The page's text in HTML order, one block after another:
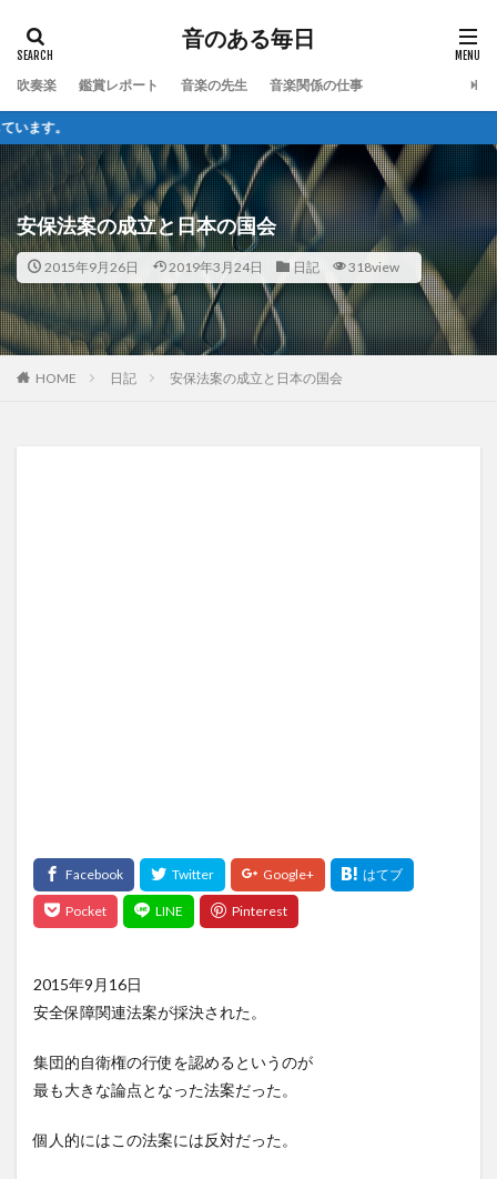
音のある毎日
吹奏楽 鑑賞レポート 音楽の先生 音楽関係の仕事
安保法案の成立と日本の国会
2015年9月26日 2019年3月24日 日記 318view
HOME 日記 安保法案の成立と日本の国会
2015年9月16日
安全保障関連法案が採決された。
集団的自衛権の行使を認めるというのが
最も大きな論点となった法案だった。
個人的にはこの法案には反対だった。